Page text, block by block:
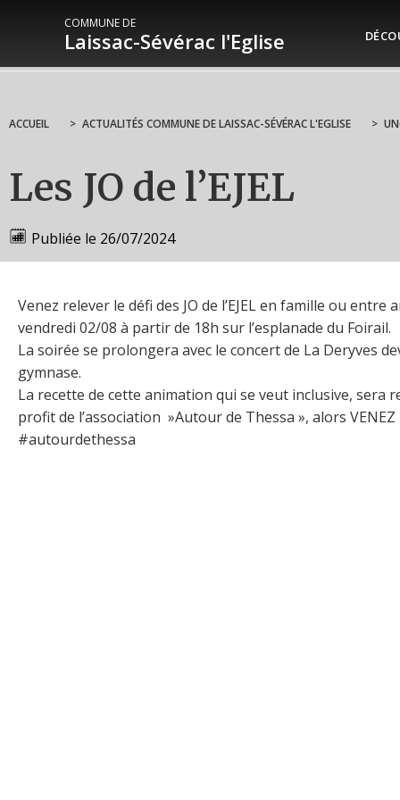
COMMUNE DE
Laissac-Sévérac l'Eglise
ACCUEIL > ACTUALITÉS COMMUNE DE LAISSAC-SÉVÉRAC L'EGLISE >
Les JO de l’EJEL
Publiée le 26/07/2024
Venez relever le défi des JO de l’EJEL en famille ou entre
vendredi 02/08 à partir de 18h sur l’esplanade du Foirail.
La soirée se prolongera avec le concert de La Deryves
gymnase.
La recette de cette animation qui se veut inclusive, sera
profit de l’association »Autour de Thessa », alors VENEZ
#autourdethessa